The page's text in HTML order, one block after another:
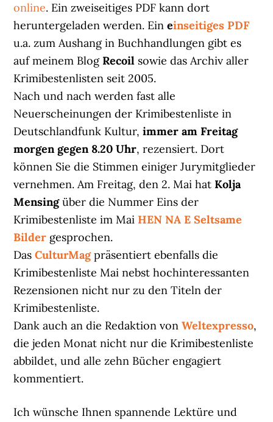
online. Ein zweiseitiges PDF kann dort
heruntergeladen werden. Eineinseitiges PDF
u.a. zum Aushang in Buchhandlungen gibt es
auf meinem BlogRecoil sowie das Archiv aller
Krimibestenlisten seit 2005.
Nach und nach werden fast alle
Neuerscheinungen der Krimibestenliste in
Deutschlandfunk Kultur,immer am Freitag
morgen gegen 8.20 Uhr, rezensiert. Dort
können Sie die Stimmen einiger Jurymitglieder
vernehmen. Am Freitag, den 2. Mai hatKolja
Mensingüber die Nummer Eins der
Krimibestenliste im Mai HEN NA E Seltsame
Bilder gesprochen.
DasCulturMagpräsentiert ebenfalls die
Krimibestenliste Mai nebst hochinteressanten
Rezensionen nicht nur zu den Titeln der
Krimibestenliste.
Dank auch an die Redaktion vonWeltexpresso,
die jeden Monat nicht nur die Krimibestenliste
abbildet, und alle zehn Bücher engagiert
kommentiert.
Ich wünsche Ihnen spannende Lektüre und